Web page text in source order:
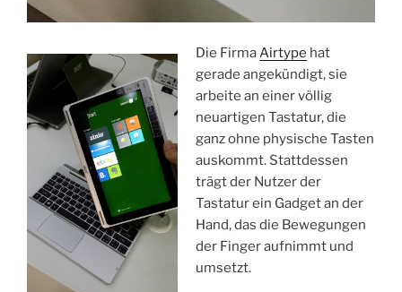
Die Firma Airtype hat
gerade angekündigt, sie
arbeite an einer völlig
neuartigen Tastatur, die
ganz ohne physische Tasten
auskommt. Stattdessen
trägt der Nutzer der
Tastatur ein Gadget an der
Hand, das die Bewegungen
der Finger aufnimmt und
umsetzt.